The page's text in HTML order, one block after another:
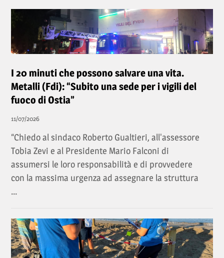
I 20 minuti che possono salvare una vita.
Metalli (Fdi): “Subito una sede per i vigili del
fuoco di Ostia”
11/07/2026
“Chiedo al sindaco Roberto Gualtieri, all'assessore
Tobia Zevi e al Presidente Mario Falconi di
assumersi le loro responsabilità e di provvedere
con la massima urgenza ad assegnare la struttura
...